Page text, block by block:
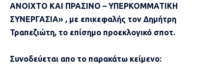
ΑΝΟΙΧΤΟ ΚΑΙ ΠΡΑΣΙΝΟ – ΥΠΕΡΚΟΜΜΑΤΙΚΗ
ΣΥΝΕΡΓΑΣΙΑ» , με επικεφαλής τον Δημήτρη
Τραπεζιώτη, το επίσημο προεκλογικό σποτ.
Συνοδεύεται απο το παρακάτω κείμενο: